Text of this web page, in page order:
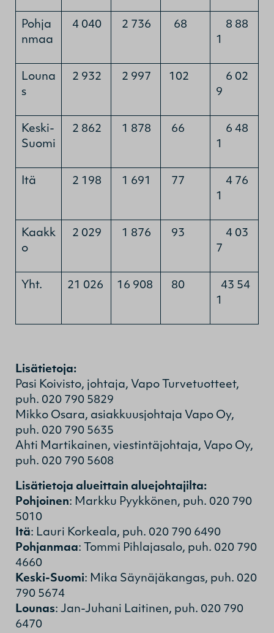
Pohja
nmaa
4 040 2 736 68
8 88
1
Louna
s
2 932 2 997 102
6 02
9
Keski-
Suomi
2 862 1 878 66
6 48
1
Itä 2 198 1 691 77
4 76
1
Kaakk
o
2 029 1 876 93
4 03
7
Yht. 21 026 16 908 80
43 54
1
Lisätietoja:
Pasi Koivisto, johtaja, Vapo Turvetuotteet,
puh. 020 790 5829
Mikko Osara, asiakkuusjohtaja Vapo Oy,
puh. 020 790 5635
Ahti Martikainen, viestintäjohtaja, Vapo Oy,
puh. 020 790 5608
Lisätietoja alueittain aluejohtajilta:
Pohjoinen: Markku Pyykkönen, puh. 020 790
5010
Itä: Lauri Korkeala, puh. 020 790 6490
Pohjanmaa: Tommi Pihlajasalo, puh. 020 790
4660
Keski-Suomi: Mika Säynäjäkangas, puh. 020
790 5674
Lounas: Jan-Juhani Laitinen, puh. 020 790
6470